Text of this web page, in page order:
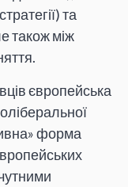
та
також між
європейська
форма